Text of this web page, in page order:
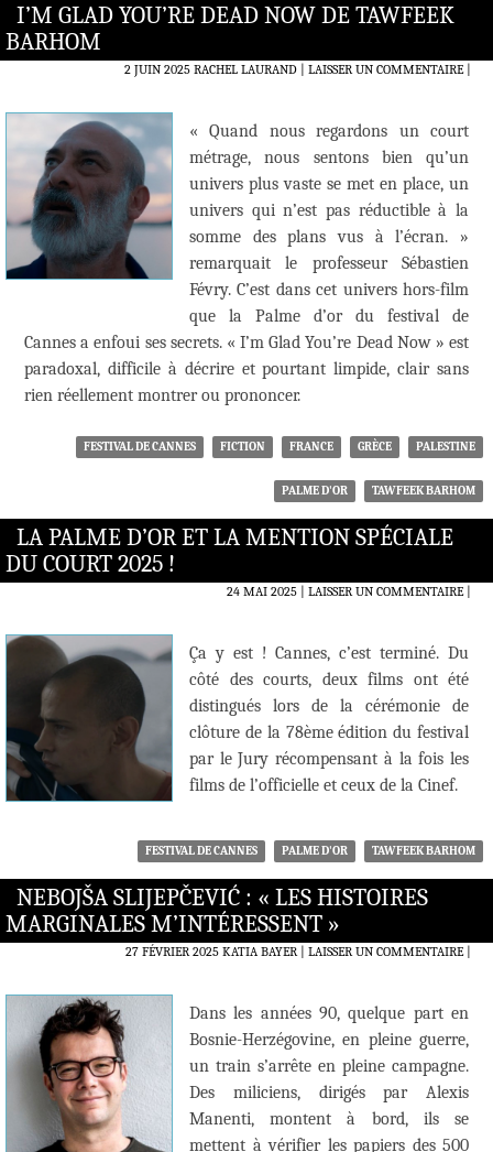
I’M GLAD YOU’RE DEAD NOW DE TAWFEEK
BARHOM
2 JUIN 2025 RACHEL LAURAND LAISSER UN COMMENTAIRE|
« Quand nous regardons un court
métrage, nous sentons bien qu’un
univers plus vaste se met en place, un
univers qui n’est pas réductible à la
somme des plans vus à l’écran. »
remarquait le professeur Sébastien
Févry. C’est dans cet univers hors-film
que la Palme d’or du festival de
Cannes a enfoui ses secrets. « I’m Glad You’re Dead Now » est
paradoxal, difficile à décrire et pourtant limpide, clair sans
rien réellement montrer ou prononcer.
FESTIVAL DE CANNES FICTION FRANCE GRÈCE PALESTINE
PALME D'OR TAWFEEK BARHOM
LA PALME D’OR ET LA MENTION SPÉCIALE
DU COURT 2025 !
24 MAI 2025 LAISSER UN COMMENTAIRE|
Ça y est ! Cannes, c’est terminé. Du
côté des courts, deux films ont été
distingués lors de la cérémonie de
clôture de la 78ème édition du festival
par le Jury récompensant à la fois les
films de l’officielle et ceux de la Cinef.
FESTIVAL DE CANNES PALME D'OR TAWFEEK BARHOM
NEBOJŠA SLIJEPČEVIĆ : « LES HISTOIRES
MARGINALES M’INTÉRESSENT »
27 FÉVRIER 2025 KATIA BAYER LAISSER UN COMMENTAIRE|
Dans les années 90, quelque part en
Bosnie-Herzégovine, en pleine guerre,
un train s’arrête en pleine campagne.
Des miliciens, dirigés par Alexis
Manenti, montent à bord, ils se
mettent à vérifier les papiers des 500